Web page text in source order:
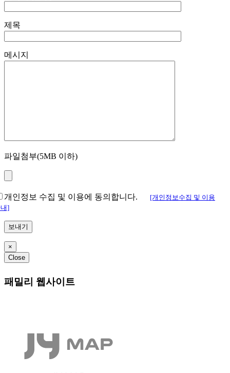
제목
메시지
파일첨부(5MB 이하)
개인정보 수집 및 이용에 동의합니다.
[개인정보수집 및 이용
]
×
Close
패밀리 웹사이트